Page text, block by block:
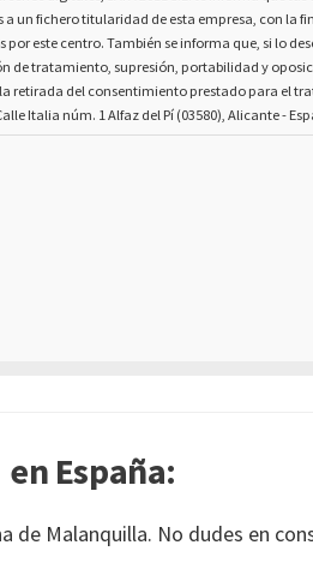
un fichero titularidad de esta empresa, con la
este centro. También se informa que, si lo
de tratamiento, supresión, portabilidad y
retirada del consentimiento prestado para el
Italia núm. 1 Alfaz del Pí (03580), Alicante -
en España:
de Malanquilla. No dudes en